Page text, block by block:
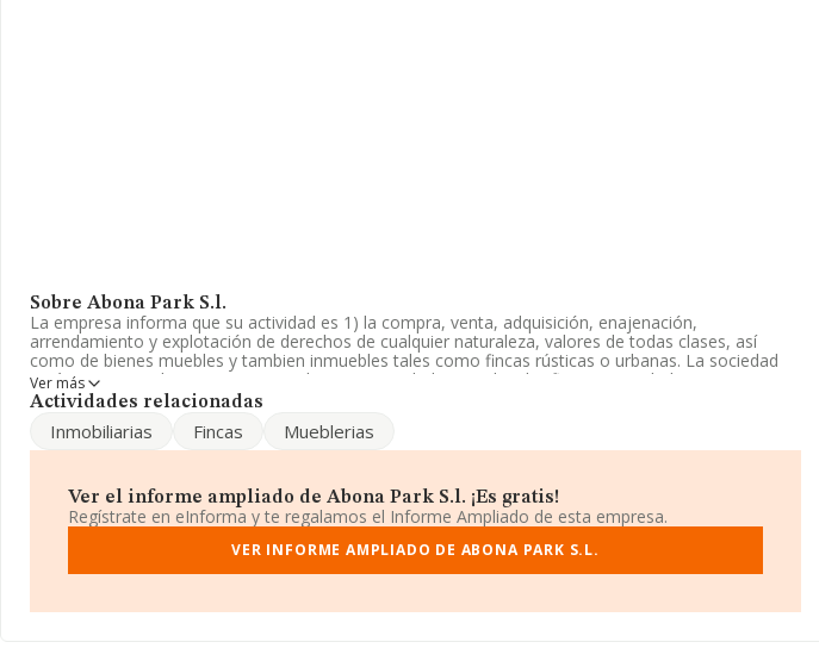
Sobre Abona Park S.l.
La empresa informa que su actividad es 1) la compra, venta, adquisición, enajenación,
arrendamiento y explotación de derechos de cualquier naturaleza, valores de todas clases, así
como de bienes muebles y tambien inmuebles tales como fincas rústicas o urbanas. La sociedad
está inscrita en el Registro Mercantil como Sociedad Limitada. Clasifica su actividad CNAE como
'%cnae%', código 6614. No realiza actividad de importación y/o exportación.
La empresa españolaAbona Park S.L, con número de identificación fiscal B38959425, se
encuentra en Avenida Santa Cruz núm. 128 Plt 1 3, (38600), en el municipio de Granadilla De Abona,
En base a la información de la que dispone INFORMA sobre 12.075 compañías, la facturación en el
ámbito nacional alcanza los 3.339 millones de euros y la media de facturación de ventas entre
todas las compañías alcanza los 276 mil euros. En relación con la información de la provincia de
Santa Cruz De Tenerife, en la base de datos de INFORMA aparecen 258 empresas, cuyas ventas
compañías, la media de empleados de las empresas es de 1. La antigüedad desde la constitución
Ver más
Actividades relacionadas
Inmobiliarias Fincas Mueblerias
Ver el informe ampliado de Abona Park S.l. ¡Es gratis!
Regístrate en eInforma y te regalamos el Informe Ampliado de esta empresa.
VER INFORME AMPLIADO DE ABONA PARK S.L.